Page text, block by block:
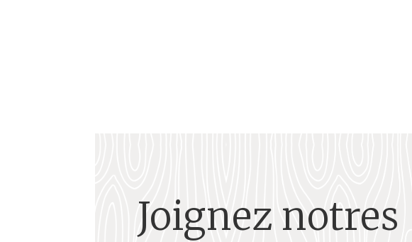
Joignez notres